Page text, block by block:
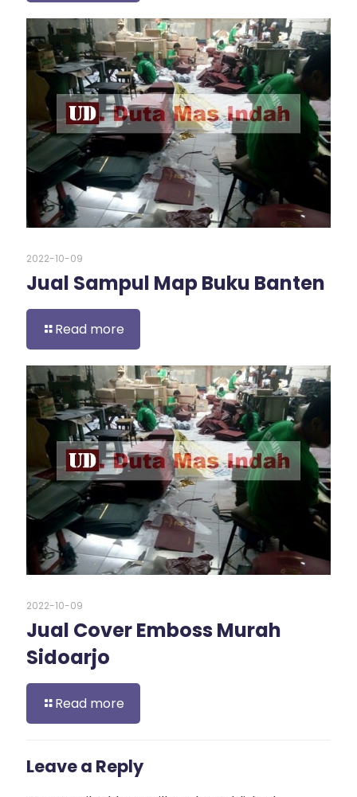
2022-10-09
Jual Sampul Map Buku Banten
Read more
2022-10-09
Jual Cover Emboss Murah
Sidoarjo
Read more
Leave a Reply